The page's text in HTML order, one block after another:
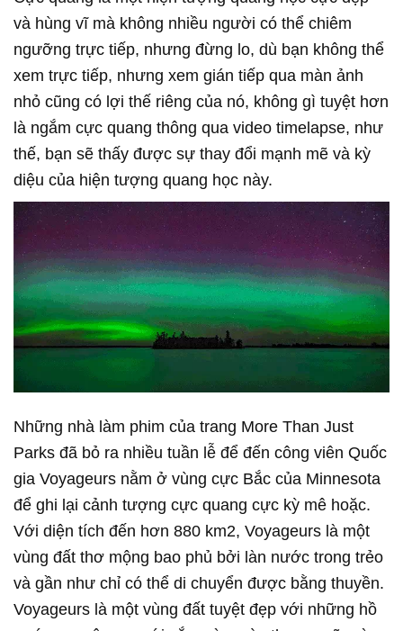
và hùng vĩ mà không nhiều người có thể chiêm
ngưỡng trực tiếp, nhưng đừng lo, dù bạn không thể
xem trực tiếp, nhưng xem gián tiếp qua màn ảnh
nhỏ cũng có lợi thế riêng của nó, không gì tuyệt hơn
là ngắm cực quang thông qua video timelapse, như
thế, bạn sẽ thấy được sự thay đổi mạnh mẽ và kỳ
diệu của hiện tượng quang học này.
Những nhà làm phim của trang More Than Just
Parks đã bỏ ra nhiều tuần lễ để đến công viên Quốc
gia Voyageurs nằm ở vùng cực Bắc của Minnesota
để ghi lại cảnh tượng cực quang cực kỳ mê hoặc.
Với diện tích đến hơn 880 km2, Voyageurs là một
vùng đất thơ mộng bao phủ bởi làn nước trong trẻo
và gần như chỉ có thể di chuyển được bằng thuyền.
Voyageurs là một vùng đất tuyệt đẹp với những hồ